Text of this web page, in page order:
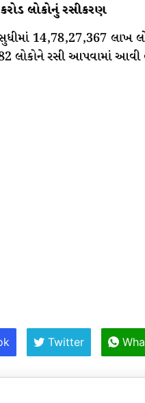
લોકોનું રસીકરણ
14,78,27,367 લાખ
લોકોને રસી આપવામાં આવી
Twitter